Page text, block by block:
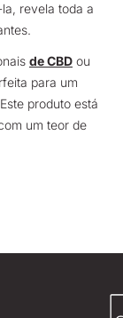
revela toda a
de CBD ou
para um
produto está
um teor de